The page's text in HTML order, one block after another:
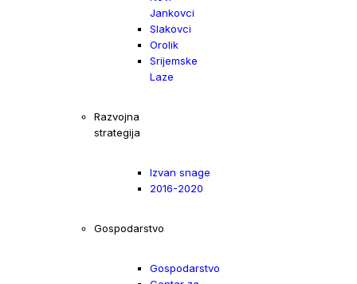
Jankovci
Slakovci
Orolik
Srijemske
Laze
Razvojna
strategija
Izvan snage
2016-2020
Gospodarstvo
Gospodarstvo